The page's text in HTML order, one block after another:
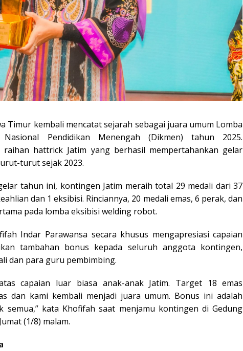
Timur kembali mencatat sejarah sebagai juara umum Lomba
Nasional Pendidikan Menengah (Dikmen) tahun 2025.
raihan hattrick Jatim yang berhasil mempertahankan gelar
turut sejak 2023.
tahun ini, kontingen Jatim meraih total 29 medali dari 37
dan 1 eksibisi. Rinciannya, 20 medali emas, 6 perak, dan
pada lomba eksibisi welding robot.
Indar Parawansa secara khusus mengapresiasi capaian
tambahan bonus kepada seluruh anggota kontingen,
dan para guru pembimbing.
capaian luar biasa anak-anak Jatim. Target 18 emas
dan kami kembali menjadi juara umum. Bonus ini adalah
semua,” kata Khofifah saat menjamu kontingen di Gedung
(1/8) malam.